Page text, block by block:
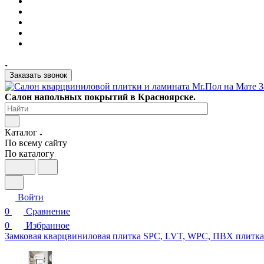
Заказать звонок
Салон напольных покрытий в Красноярске.
Каталог
По всему сайту
По каталогу
Войти
0
Сравнение
0
Избранное
Замковая кварцвиниловая плитка SPC, LVT, WPC, ПВХ